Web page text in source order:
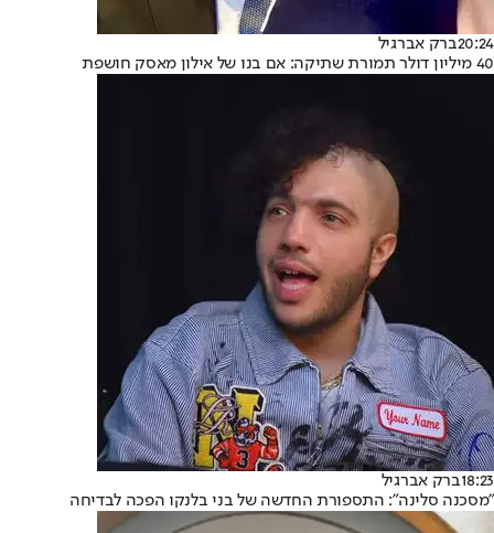
20:24ברק אברגיל
40 מיליון דולר תמורת שתיקה: אם בנו של אילון מאסק חושפת
18:23ברק אברגיל
"מסכנה סלינה": התספורת החדשה של בני בלנקו הפכה לבדיחה